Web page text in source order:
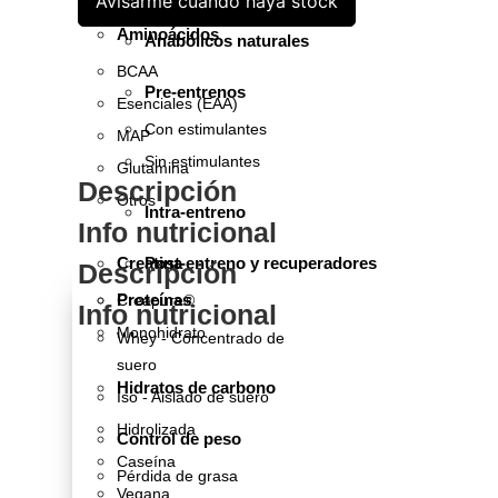
Anabólicos naturales
Pre-entrenos
Con estimulantes
Sin estimulantes
Intra-entreno
Post-entreno y recuperadores
Proteínas
Whey - Concentrado de
suero
Iso - Aislado de suero
Hidrolizada
Caseína
Vegana
Aminoácidos
BCAA
Esenciales (EAA)
MAP
Glutamina
Otros
Creatina
Creapure®
Monohidrato
Hidratos de carbono
Control de peso
Pérdida de grasa
Descripción
Info nutricional
Descripción
Info nutricional